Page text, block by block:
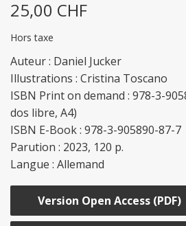
25,00 CHF
Hors taxe
Auteur : Daniel Jucker
Illustrations : Cristina Toscano
ISBN Print on demand : 978-3-
dos libre, A4)
ISBN E-Book : 978-3-905890-87-7
Parution : 2023, 120 p.
Langue : Allemand
Version Open Access (PDF)